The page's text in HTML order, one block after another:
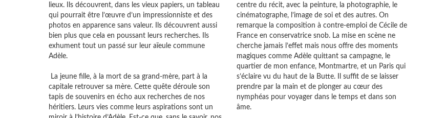
lieux. Ils découvrent, dans les vieux papiers, un tableau
qui pourrait être l’œuvre d’un impressionniste et des
photos en apparence sans valeur. Ils découvrent aussi
bien plus que cela en poussant leurs recherches. Ils
exhument tout un passé sur leur aïeule commune
Adèle.
La jeune fille, à la mort de sa grand-mère, part à la
capitale retrouver sa mère. Cette quête déroule son
tapis de souvenirs en écho aux recherches de nos
héritiers. Leurs vies comme leurs aspirations sont un
centre du récit, avec la peinture, la photographie, le
cinématographe, l’image de soi et des autres. On
remarque la composition à contre-emploi de Cécile de
France en conservatrice snob. La mise en scène ne
cherche jamais l’effet mais nous offre des moments
magiques comme Adèle quittant sa campagne, le
quartier de mon enfance, Montmartre, et un Paris qui
s’éclaire vu du haut de la Butte. Il suffit de se laisser
prendre par la main et de plonger au cœur des
nymphéas pour voyager dans le temps et dans son
âme.